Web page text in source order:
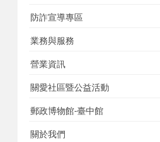
防詐宣導專區
業務與服務
營業資訊
關愛社區暨公益活動
郵政博物館-臺中館
關於我們